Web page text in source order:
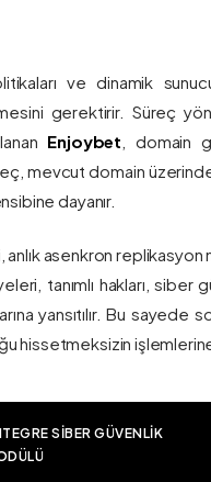
ve dinamik
gerektirir. Süreç
Enjoybet , domain
mevcut domain
dayanır.
asenkron replikasyon
tanımlı hakları,
yansıtılır. Bu sayede
hissetmeksizin
SIBER GÜVENLIK